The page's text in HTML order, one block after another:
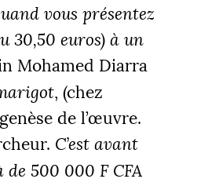
vous présentez
30,50 euros) à un
Mohamed Diarra
, (chez
de l’œuvre.
C’est avant
de 500 000 F CFA